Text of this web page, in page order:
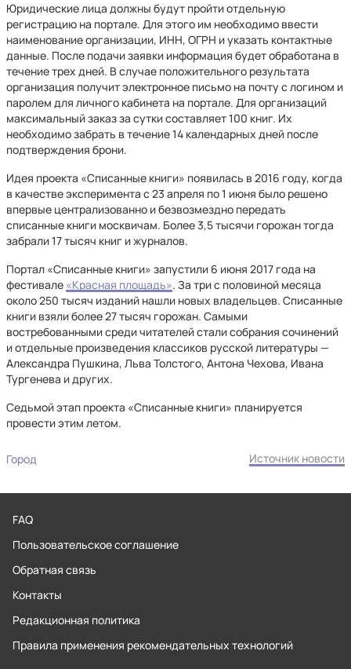
Юридические лица должны будут пройти отдельную
регистрацию на портале. Для этого им необходимо ввести
наименование организации, ИНН, ОГРН и указать контактные
данные. После подачи заявки информация будет обработана в
течение трех дней. В случае положительного результата
организация получит электронное письмо на почту с логином и
паролем для личного кабинета на портале. Для организаций
максимальный заказ за сутки составляет 100 книг. Их
необходимо забрать в течение 14 календарных дней после
подтверждения брони.
Идея проекта «Списанные книги» появилась в 2016 году, когда
в качестве эксперимента с 23 апреля по 1 июня было решено
впервые централизованно и безвозмездно передать
списанные книги москвичам. Более 3,5 тысячи горожан тогда
забрали 17 тысяч книг и журналов.
Портал «Списанные книги» запустили 6 июня 2017 года на
фестивале «Красная площадь». За три с половиной месяца
около 250 тысяч изданий нашли новых владельцев. Списанные
книги взяли более 27 тысяч горожан. Самыми
востребованными среди читателей стали собрания сочинений
и отдельные произведения классиков русской литературы —
Александра Пушкина, Льва Толстого, Антона Чехова, Ивана
Тургенева и других.
Седьмой этап проекта «Списанные книги» планируется
провести этим летом.
Город Источник новости
FAQ
Пользовательское соглашение
Обратная связь
Контакты
Редакционная политика
Правила применения рекомендательных технологий